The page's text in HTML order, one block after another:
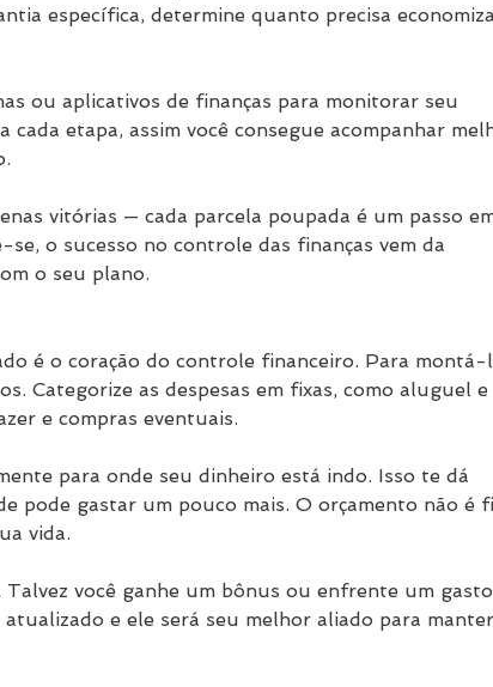
específica, determine quanto precisa
ou aplicativos de finanças para monitorar seu
etapa, assim você consegue acompanhar
vitórias — cada parcela poupada é um passo
o sucesso no controle das finanças vem da
o seu plano.
é o coração do controle financeiro. Para montá-
Categorize as despesas em fixas, como aluguel e
e compras eventuais.
para onde seu dinheiro está indo. Isso te dá
pode gastar um pouco mais. O orçamento não é
vida.
você ganhe um bônus ou enfrente um gasto
e ele será seu melhor aliado para